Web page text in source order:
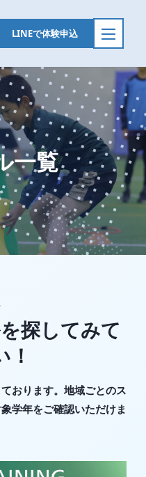
LINEで体験申込
メ
ニ
を
開
一覧
探してみて
！
おります。地域ごとのス
学年をご確認いただけま